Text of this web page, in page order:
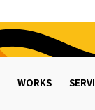
WORKS